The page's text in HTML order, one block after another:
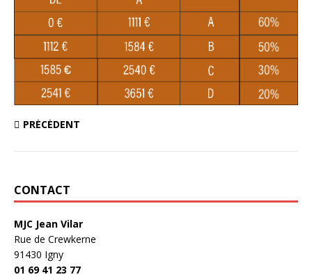
PRÉCÉDENT
CONTACT
MJC Jean Vilar
Rue de Crewkerne
91430 Igny
01 69 41 23 77